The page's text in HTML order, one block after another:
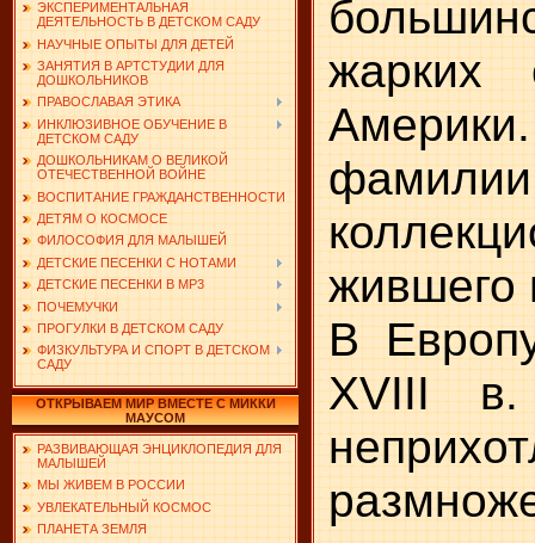
ЭКСПЕРИМЕНТАЛЬНАЯ
ДЕЯТЕЛЬНОСТЬ В ДЕТСКОМ САДУ
НАУЧНЫЕ ОПЫТЫ ДЛЯ ДЕТЕЙ
ЗАНЯТИЯ В АРТСТУДИИ ДЛЯ
ДОШКОЛЬНИКОВ
ПРАВОСЛАВАЯ ЭТИКА
ИНКЛЮЗИВНОЕ ОБУЧЕНИЕ В
ДЕТСКОМ САДУ
ДОШКОЛЬНИКАМ О ВЕЛИКОЙ
ОТЕЧЕСТВЕННОЙ ВОЙНЕ
ВОСПИТАНИЕ ГРАЖДАНСТВЕННОСТИ
ДЕТЯМ О КОСМОСЕ
ФИЛОСОФИЯ ДЛЯ МАЛЫШЕЙ
ДЕТСКИЕ ПЕСЕНКИ С НОТАМИ
ДЕТСКИЕ ПЕСЕНКИ В MP3
ПОЧЕМУЧКИ
ПРОГУЛКИ В ДЕТСКОМ САДУ
ФИЗКУЛЬТУРА И СПОРТ В ДЕТСКОМ
САДУ
ОТКРЫВАЕМ МИР ВМЕСТЕ С МИККИ
МАУСОМ
РАЗВИВАЮЩАЯ ЭНЦИКЛОПЕДИЯ ДЛЯ
МАЛЫШЕЙ
МЫ ЖИВЕМ В РОССИИ
УВЛЕКАТЕЛЬНЫЙ КОСМОС
ПЛАНЕТА ЗЕМЛЯ
жарких
жившего
В
XVIII